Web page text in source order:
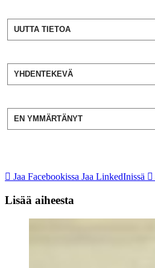
UUTTA TIETOA
YHDENTEKEVÄ
EN YMMÄRTÄNYT
Jaa Facebookissa Jaa LinkedInissä
Lisää aiheesta